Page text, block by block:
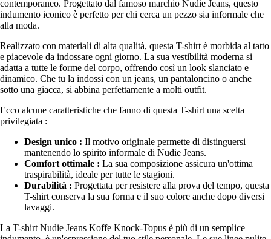
contemporaneo. Progettato dal famoso marchio Nudie Jeans, questo
indumento iconico è perfetto per chi cerca un pezzo sia informale che
alla moda.
Realizzato con materiali di alta qualità, questa T-shirt è morbida al tatto
e piacevole da indossare ogni giorno. La sua vestibilità moderna si
adatta a tutte le forme del corpo, offrendo così un look slanciato e
dinamico. Che tu la indossi con un jeans, un pantaloncino o anche
sotto una giacca, si abbina perfettamente a molti outfit.
Ecco alcune caratteristiche che fanno di questa T-shirt una scelta
privilegiata :
Design unico : Il motivo originale permette di distinguersi
mantenendo lo spirito informale di Nudie Jeans.
Comfort ottimale : La sua composizione assicura un'ottima
traspirabilità, ideale per tutte le stagioni.
Durabilità : Progettata per resistere alla prova del tempo, questa
T-shirt conserva la sua forma e il suo colore anche dopo diversi
lavaggi.
La T-shirt Nudie Jeans Koffe Knock-Topus è più di un semplice